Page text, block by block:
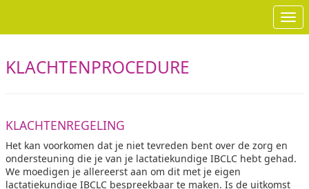
KLACHTENPROCEDURE
KLACHTENREGELING
Het kan voorkomen dat je niet tevreden bent over de zorg en
ondersteuning die je van je lactatiekundige IBCLC hebt gehad.
We moedigen je allereerst aan om dit met je eigen
lactatiekundige IBCLC bespreekbaar te maken. Is de uitkomst